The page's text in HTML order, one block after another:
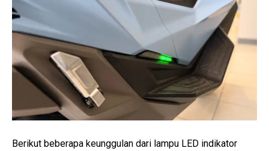
Berikut beberapa keunggulan dari lampu LED indikator